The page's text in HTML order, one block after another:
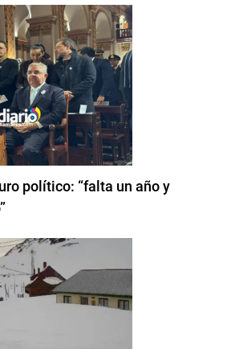
político: “falta un año y